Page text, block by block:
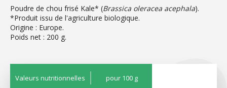
Poudre de chou frisé Kale* (Brassica oleracea acephala).
*Produit issu de l'agriculture biologique.
Origine : Europe.
Poids net : 200 g.
Valeurs nutritionnelles pour 100 g